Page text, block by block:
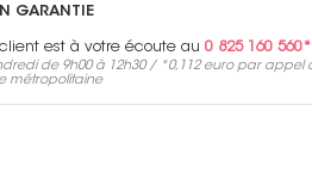
GARANTIE
est à votre écoute au 0 825 160 560*
de 9h00 à 12h30 / *0,112 europar appel
métropolitaine